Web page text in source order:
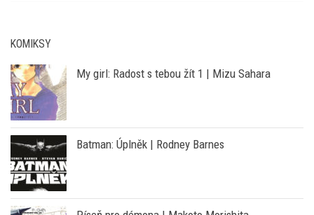
KOMIKSY
My girl: Radost s tebou žít 1 | Mizu Sahara
Batman: Úplněk | Rodney Barnes